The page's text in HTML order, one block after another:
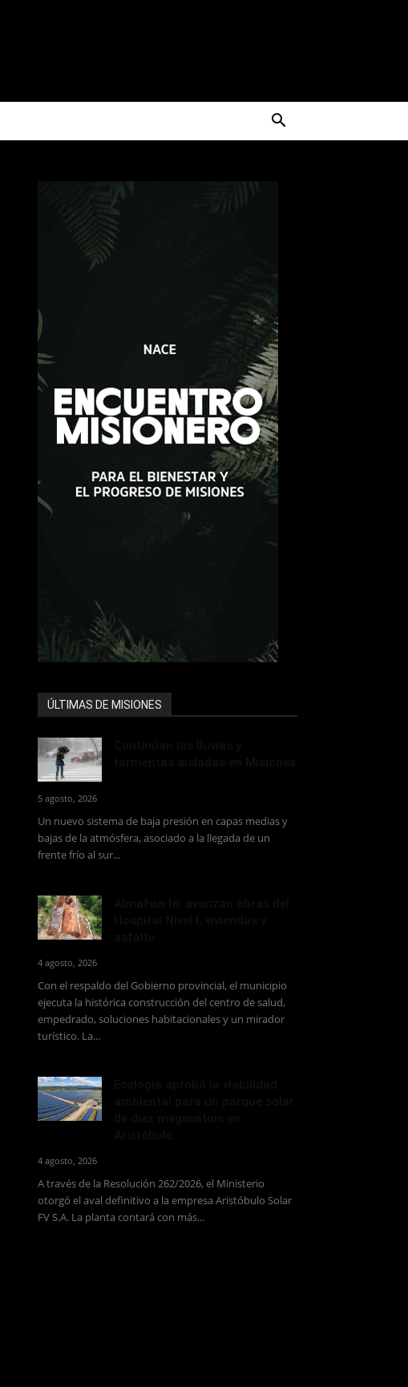
ÚLTIMAS DE MISIONES
5 agosto, 2026
Un nuevo sistema de baja presión en capas medias y
bajas de la atmósfera, asociado a la llegada de un
frente frío al sur...
4 agosto, 2026
Con el respaldo del Gobierno provincial, el municipio
ejecuta la histórica construcción del centro de salud,
empedrado, soluciones habitacionales y un mirador
turístico. La...
4 agosto, 2026
A través de la Resolución 262/2026, el Ministerio
otorgó el aval definitivo a la empresa Aristóbulo Solar
FV S.A. La planta contará con más...